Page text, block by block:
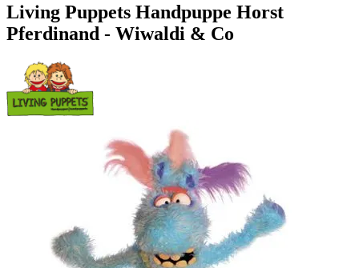
Living Puppets Handpuppe Horst
Pferdinand - Wiwaldi & Co